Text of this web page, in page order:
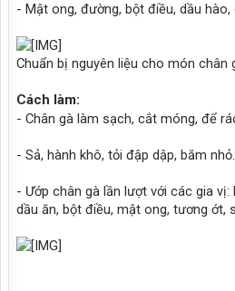
- Mật ong, đường, bột điều, dầu
Chuẩn bị nguyên liệu cho món chân
Cách làm:
- Chân gà làm sạch, cắt móng, để
- Sả, hành khô, tỏi đập dập, băm nhỏ.
- Ướp chân gà lần lượt với các gia
dầu ăn, bột điều, mật ong, tương ớt,